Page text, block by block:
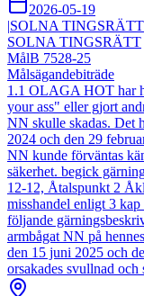
2026-05-19
|SOLNA TINGSRÄTT
SOLNA TINGSRÄTT
MålB 7528-25
Målsägandebiträde
1.1 OLAGA HOT har
your ass" eller gjort
NN skulle skadas. Det
2024 och den 29
NN kunde förväntas
säkerhet. begick
12-12, Åtalspunkt 2
misshandel enligt 3
följande
armbågat NN på
den 15 juni 2025 och
orsakades svullnad och